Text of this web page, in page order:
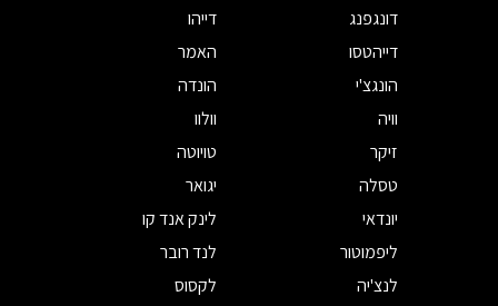
דונגפנג
דייהו
דייהטסו
האמר
הונגצ'י
הונדה
וויה
וולוו
זיקר
טויוטה
טסלה
יגואר
יונדאי
לינק אנד קו
ליפמוטור
לנד רובר
לנצ'יה
לקסוס